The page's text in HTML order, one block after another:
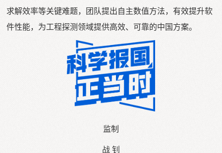
求解效率等关键难题，团队提出自主数值方法，有效提升软
件性能，为工程探测领域提供高效、可靠的中国方案。
监制
战 钊